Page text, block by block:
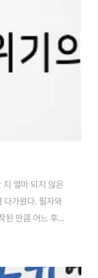
하면 찾는 자유의
지만 보통은 타..
지 얼마 되지 않은
다가왔다. 필자와
된 만큼 어느 후보
기이다. 어느 대
잘 인지하고 있